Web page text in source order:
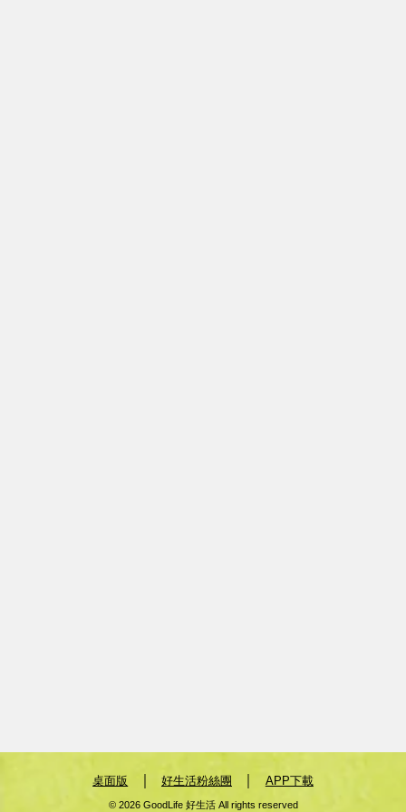
桌面版 好生活粉絲團 APP下載
© 2026 GoodLife 好生活 All rights reserved